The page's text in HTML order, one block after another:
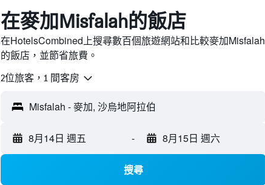
​在麥加Misfalah​的飯店
在HotelsCombined上搜尋數百個旅遊網站和比較麥加Misfalah
的飯店，並節省旅費。
2位旅客，1 間客房
8月14日 週五 - 8月15日 週六
搜尋